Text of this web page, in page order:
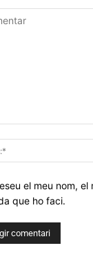
el meu nom,
que ho faci.